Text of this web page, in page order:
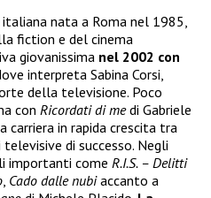
italiana nata a Roma nel 1985,
fiction e del cinema
giovanissima nel 2002 con
interpreta Sabina Corsi,
della televisione. Poco
con Ricordati di medi Gabriele
carriera in rapida crescita tra
di successo. Negli
importanti come R.I.S. – Delitti
, Cado dalle nubiaccanto a